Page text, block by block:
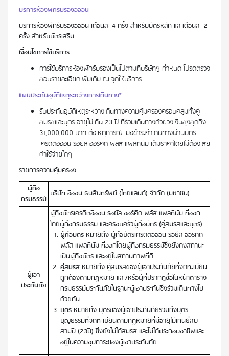
บริการห้องพักรับรองอิออน
บริการห้องพักรับรองอิออน เดือนละ 4 ครั้ง สำหรับบัตรหลัก และเดือนละ 2
ครั้ง สำหรับบัตรเสริม
เงื่อนไขการใช้บริการ
การใช้บริการห้องพักรับรองเป็นไปตามที่บริษัทฯ กำหนด โปรดตรวจ
สอบรายละเอียดเพิ่มเติม ณ จุดให้บริการ
แผนประกันอุบัติเหตุระหว่างการเดินทาง*
รับประกันอุบัติเหตุระหว่างเดินทางความคุ้มครองครอบคลุมทั้งคู่
สมรสและบุตร อายุไม่เกิน 23 ปี ที่ร่วมเดินทางด้วยวงเงินสูงสุดถึง
31,000,000 บาท ต่อเหตุการณ์ เมื่อชำระค่าเดินทางผ่านบัตร
เครดิตอิออน รอยัล ออร์คิด พลัส แพลทินัม เต็มราคาโดยไม่ต้องเสีย
ค่าใช้จ่ายใดๆ
รายการความคุ้มครอง
ผู้ถือ
กรมธรรม์
บริษัท อิออน ธนสินทรัพย์ (ไทยแลนด์) จำกัด (มหาชน)
ผู้เอา
ประกันภัย
ผู้ถือบัตรเครดิตอิออน รอยัล ออร์คิด พลัส แพลทินัม ที่ออก
โดยผู้ถือกรมธรรม์ และครอบครัวผู้ถือบัตร (คู่สมรสและบุตร)
ผู้ถือบัตรหมายถึง ผู้ถือบัตรเครดิตอิออน รอยัล ออร์คิด
พลัส แพลทินัม ที่ออกโดยผู้ถือกรมธรรม์ซึ่งยังคงสถานะ
เป็นผู้ถือบัตร และอยู่ในสถานภาพที่ดี
คู่สมรสหมายถึง คู่สมรสของผู้เอาประกันภัยที่จดทะเบียน
ถูกต้องตามกฎหมาย และ/หรือผุ้ที่ปรากฏชื่อในหน้าตาราง
กรมธรรม์ประกันภัยในฐานะผู้เอาประกันซึ่งร่วมเดินทางไป
ด้วยกัน
บุตรหมายถึง บุตรของผู้เอาประกันภัยรวมถึงบุตร
บุญธรรมที่จดทะเบียนตามกฎหมายที่มีอายุไม่เกินยี่สิบ
สามปี (23ปี) ซึ่งยังไม่ได้สมรส และไม่ได้ประกอบอาชีพและ
อยู่ในความอุปการะของผู้เอาประกันภัย